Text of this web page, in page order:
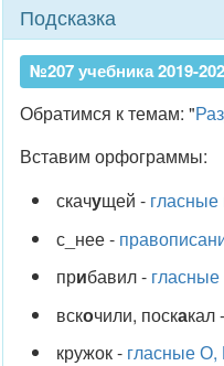
Подсказка
№207 учебника 2019-
Обратимся к темам: "
Вставим орфограммы:
скачущей -
с_нее -
прибавил -
вскочили, поскакал -
кружок - гласные